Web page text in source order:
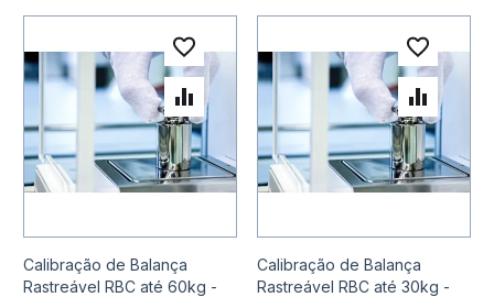
Calibração de Balança
Rastreável RBC até 60kg -
Adicionar à lista de
Adicionar para Comparar
Calibração de Balança
Rastreável RBC até 30kg -